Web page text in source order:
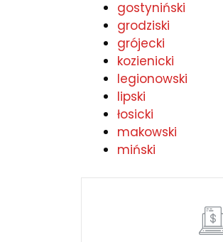
gostyniński
grodziski
grójecki
kozienicki
legionowski
lipski
łosicki
makowski
miński